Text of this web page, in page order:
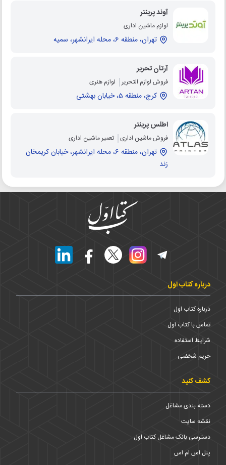
آوند پرینتر
لوازم ماشین اداری
تهران، منطقه 6، محله ایرانشهر، سمیه
آرتان تحریر
فروش لوازم التحریر لوازم هنری
کرج، منطقه 5، خیابان بهشتی
اطلس پرینتر
فروش ماشین اداری تعمیر ماشین اداری
تهران، منطقه 6، محله ایرانشهر، خیابان کریمخان
زند
درباره کتاب اول
درباره کتاب اول
تماس با کتاب اول
شرایط استفاده
حریم شخضی
کشف کنید
دسته بندی مشاغل
نقشه سایت
دسترسی بانک مشاغل کتاب اول
پنل اس ام اس